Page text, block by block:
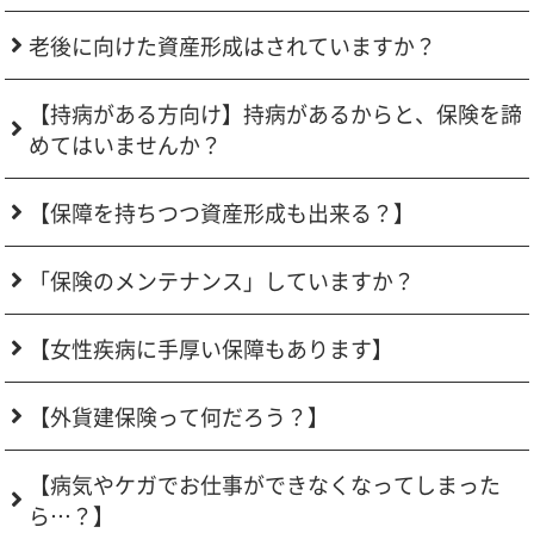
老後に向けた資産形成はされていますか？
【持病がある方向け】持病があるからと、保険を諦
めてはいませんか？
【保障を持ちつつ資産形成も出来る？】
「保険のメンテナンス」していますか？
【女性疾病に手厚い保障もあります】
【外貨建保険って何だろう？】
【病気やケガでお仕事ができなくなってしまった
ら…？】